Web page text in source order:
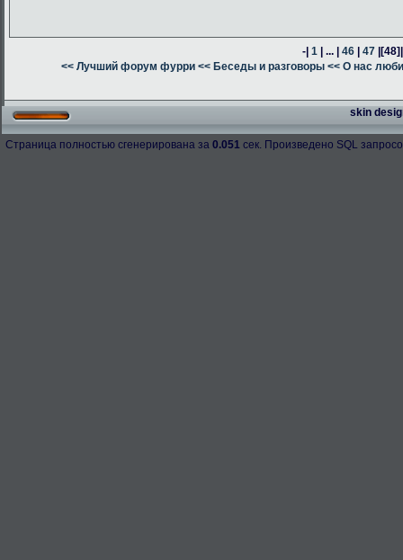
-| 1 | ... | 46 | 47 |[48]
<< Лучший форум фурри << Беседы и разговоры << О нас
skin
Страница полностью сгенерирована за 0.051 сек. Произведено SQL